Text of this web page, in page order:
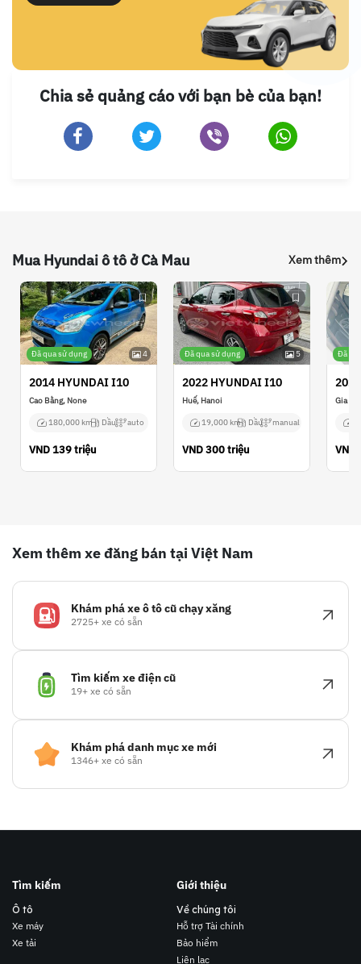
Chia sẻ quảng cáo với bạn bè của bạn!
Mua Hyundai ô tô ở Cà Mau Xem thêm
Đã qua sử dụng 4
2014 HYUNDAI I10
Cao Bằng, None
180,000 km Dầu auto
VND139 triệu
Đã qua sử dụng 5
2022 HYUNDAI I10
Huế, Hanoi
19,000 km Dầu manual
VND300 triệu
Đã
Gia
VND
Xem thêm xe đăng bán tại Việt Nam
Khám phá xe ô tô cũ chạy xăng
2725+ xe có sẵn
Tìm kiếm xe điện cũ
19+ xe có sẵn
Khám phá danh mục xe mới
1346+ xe có sẵn
Tìm kiếm
Ô tô
Xe máy
Xe tải
Giới thiệu
Về chúng tôi
Hỗ trợ Tài chính
Bảo hiểm
Liên lạc